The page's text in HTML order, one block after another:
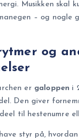
Musikken skal
– og nogle
og
er galoppen i
Den giver
til hestenumre
styr på,